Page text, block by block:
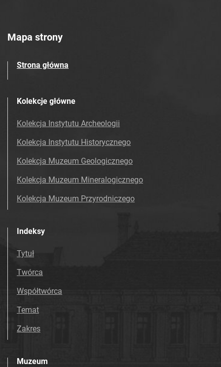
Mapa strony
Strona główna
Kolekcje główne
Kolekcja Instytutu Archeologii
Kolekcja Instytutu Historycznego
Kolekcja Muzeum Geologicznego
Kolekcja Muzeum Mineralogicznego
Kolekcja Muzeum Przyrodniczego
Indeksy
Tytuł
Twórca
Współtwórca
Temat
Zakres
Muzeum